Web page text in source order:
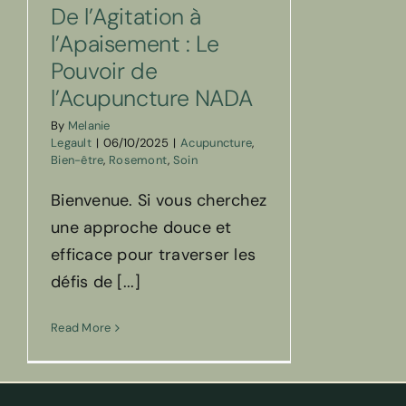
De l’Agitation à
l’Apaisement : Le
Pouvoir de
l’Acupuncture NADA
By Melanie
Legault | 06/10/2025 | Acupuncture,
Bien-être, Rosemont, Soin
Bienvenue. Si vous cherchez
une approche douce et
efficace pour traverser les
défis de [...]
Read More